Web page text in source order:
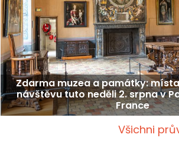
Zdarma muzea a památky:
návštěvu tuto neděli 2. srpna v
France
Všichni